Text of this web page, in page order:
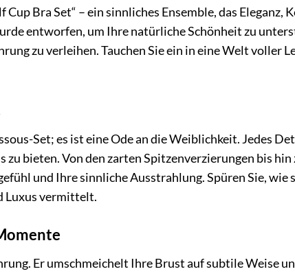
Bra Set“ – ein sinnliches Ensemble, das
entworfen, um Ihre natürliche Schönheit zu
zu verleihen. Tauchen Sie ein in eine Welt voller
Set; es ist eine Ode an die Weiblichkeit. Jedes
bieten. Von den zarten Spitzenverzierungen bis
und Ihre sinnliche Ausstrahlung. Spüren Sie, wie
Luxus vermittelt.
Er umschmeichelt Ihre Brust auf subtile Weise